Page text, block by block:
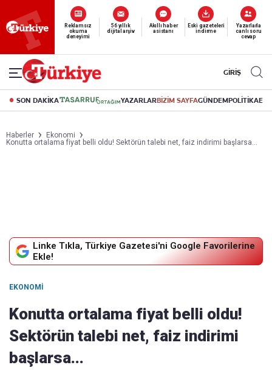
Yeni nesil dijital
abonelik 19 TL’den başlayan fiyatlarla.
GİRİŞ
SON DAKİKA YAZARLARBİZİM SAYFAGÜNDEMPOLİTİKA
Haberler
Ekonomi
Konutta ortalama fiyat belli oldu! Sektörün talebi net, faiz indirimi başlarsa...
Linke Tıkla, Türkiye Gazetesi'ni Google Favorilerine
Ekle!
EKONOMI
Konutta ortalama fiyat belli oldu!
Sektörün talebi net, faiz indirimi
başlarsa...